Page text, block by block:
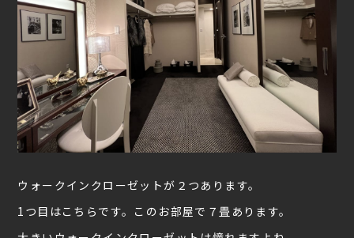
ウォークインクローゼットが２つあります。
1つ目はこちらです。このお部屋で７畳あります。